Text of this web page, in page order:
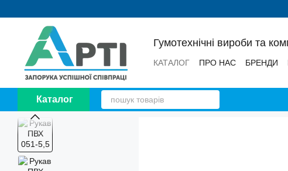
Гумотехнічні вироби та
КАТАЛОГ ПРО НАС БРЕНДИ
Каталог